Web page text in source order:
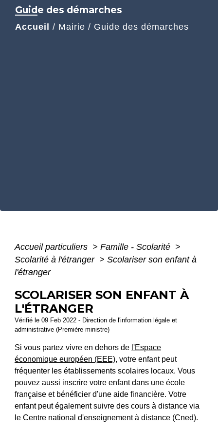
Guide des démarches
Accueil / Mairie / Guide des démarches
Accueil particuliers > Famille - Scolarité >
Scolarité à l'étranger > Scolariser son enfant à
l'étranger
SCOLARISER SON ENFANT À
L'ÉTRANGER
Vérifié le 09 Feb 2022 - Direction de l'information légale et
administrative (Première ministre)
Si vous partez vivre en dehors de l'Espace
économique européen (EEE), votre enfant peut
fréquenter les établissements scolaires locaux. Vous
pouvez aussi inscrire votre enfant dans une école
française et bénéficier d'une aide financière. Votre
enfant peut également suivre des cours à distance via
le Centre national d'enseignement à distance (Cned).